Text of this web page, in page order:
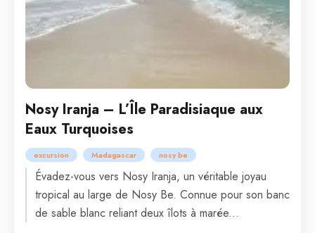
Nosy Iranja – L’Île Paradisiaque aux
Eaux Turquoises
excursion Madagascar nosy be
Évadez-vous vers Nosy Iranja, un véritable joyau
tropical au large de Nosy Be. Connue pour son banc
de sable blanc reliant deux îlots à marée...